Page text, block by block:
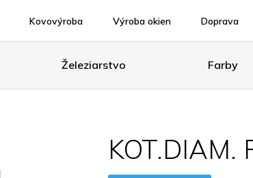
Kovovýroba Výroba okien Doprava
Železiarstvo Farby
KOT.DIAM.